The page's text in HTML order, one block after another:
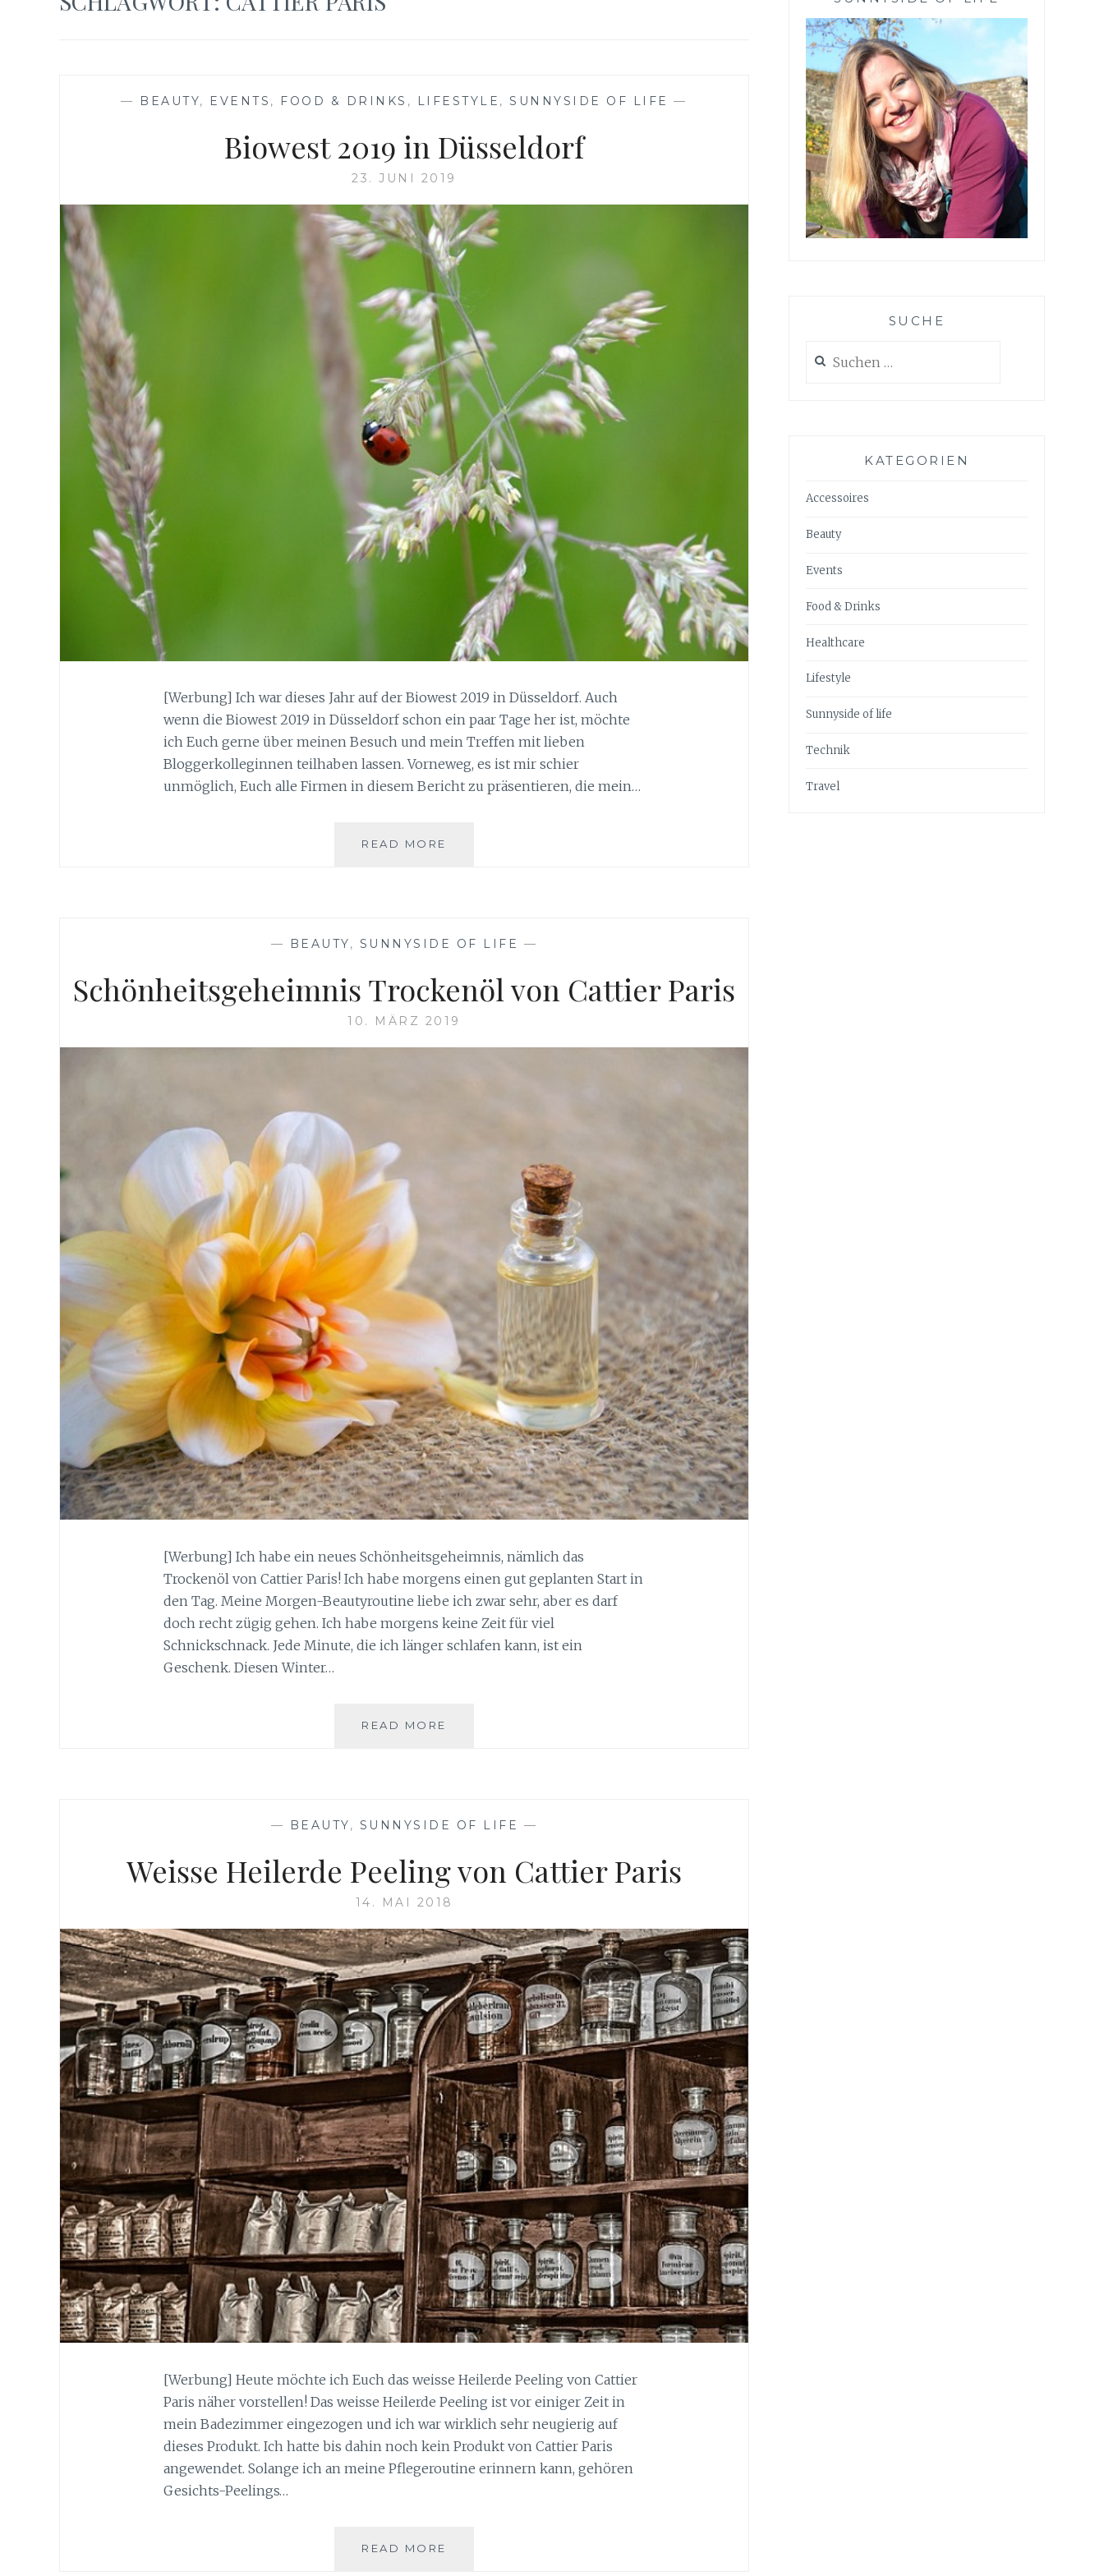
— BEAUTY, EVENTS , FOOD & DRINKS , LIFESTYLE ,SUNNYSIDE OF LIFE —
Biowest 2019 in Düsseldorf
23. JUNI 2019
[Werbung] Ich war dieses Jahr auf der Biowest 2019 in Düsseldorf. Auch
wenn die Biowest 2019 in Düsseldorf schon ein paar Tage her ist, möchte
ich Euch gerne über meinen Besuch und mein Treffen mit lieben
Bloggerkolleginnen teilhaben lassen. Vorneweg, es ist mir schier
unmöglich, Euch alle Firmen in diesem Bericht zu präsentieren, die mein…
READ MORE
— BEAUTY, SUNNYSIDE OF LIFE —
Schönheitsgeheimnis Trockenöl von Cattier Paris
10. MÄRZ 2019
[Werbung] Ich habe ein neues Schönheitsgeheimnis, nämlich das
Trockenöl von Cattier Paris! Ich habe morgens einen gut geplanten Start in
den Tag. Meine Morgen-Beautyroutine liebe ich zwar sehr, aber es darf
doch recht zügig gehen. Ich habe morgens keine Zeit für viel
Schnickschnack. Jede Minute, die ich länger schlafen kann, ist ein
Geschenk. Diesen Winter…
READ MORE
— BEAUTY, SUNNYSIDE OF LIFE —
Weisse Heilerde Peeling von Cattier Paris
14. MAI 2018
[Werbung] Heute möchte ich Euch das weisse Heilerde Peeling von Cattier
Paris näher vorstellen! Das weisse Heilerde Peeling ist vor einiger Zeit in
mein Badezimmer eingezogen und ich war wirklich sehr neugierig auf
dieses Produkt. Ich hatte bis dahin noch kein Produkt von Cattier Paris
angewendet. Solange ich an meine Pflegeroutine erinnern kann, gehören
Gesichts-Peelings…
READ MORE
SUCHE
nach:
KATEGORIEN
Accessoires
Beauty
Events
Food & Drinks
Healthcare
Lifestyle
Sunnyside of life
Technik
Travel